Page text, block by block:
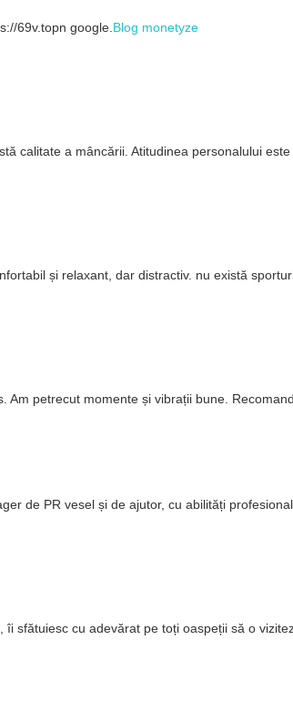
69v.topn google. Blog monetyze
calitate a mâncării. Atitudinea personalului
și relaxant, dar distractiv. nu există
petrecut momente și vibrații bune.
de PR vesel și de ajutor, cu abilități
sfătuiesc cu adevărat pe toți oaspeții să o